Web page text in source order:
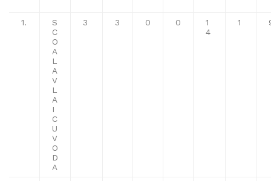
1.
S
C
O
A
L
A
V
L
A
I
C
U
V
O
D
A
3 3 0 0
1
4
1